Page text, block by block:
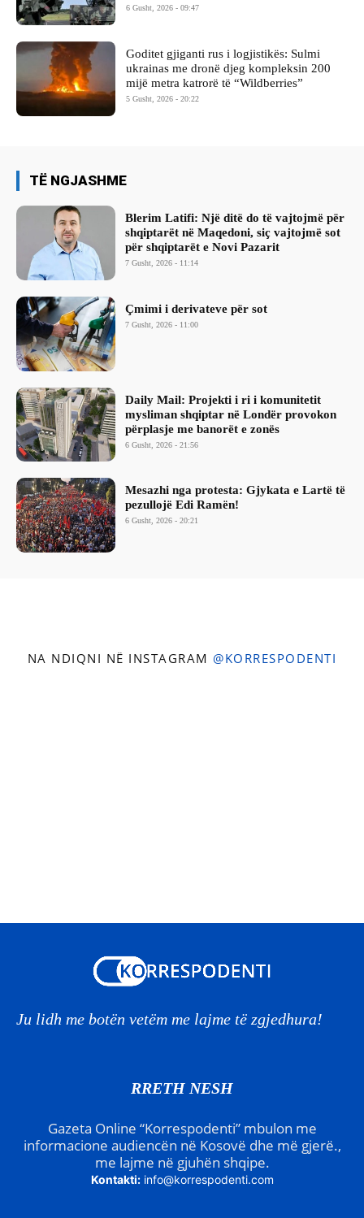
6 Gusht, 2026 - 09:47
Goditet gjiganti rus i logjistikës: Sulmi
ukrainas me dronë djeg kompleksin 200
mijë metra katrorë të “Wildberries”
5 Gusht, 2026 - 20:22
TË NGJASHME
Blerim Latifi: Një ditë do të vajtojmë për
shqiptarët në Maqedoni, siç vajtojmë sot
për shqiptarët e Novi Pazarit
7 Gusht, 2026 - 11:14
Çmimi i derivateve për sot
7 Gusht, 2026 - 11:00
Daily Mail: Projekti i ri i komunitetit
mysliman shqiptar në Londër provokon
përplasje me banorët e zonës
6 Gusht, 2026 - 21:56
Mesazhi nga protesta: Gjykata e Lartë të
pezullojë Edi Ramën!
6 Gusht, 2026 - 20:21
NA NDIQNI NË INSTAGRAM @KORRESPODENTI
Ju lidh me botën vetëm me lajme të zgjedhura!
RRETH NESH
Gazeta Online “Korrespodenti” mbulon me
informacione audiencën në Kosovë dhe më gjerë.,
me lajme në gjuhën shqipe.
Kontakti: info@korrespodenti.com